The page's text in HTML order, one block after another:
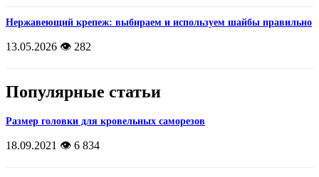
Нержавеющий крепеж: выбираем и используем шайбы правильно
13.05.2026 👁️ 282
Популярные статьи
Размер головки для кровельных саморезов
18.09.2021 👁️ 6 834